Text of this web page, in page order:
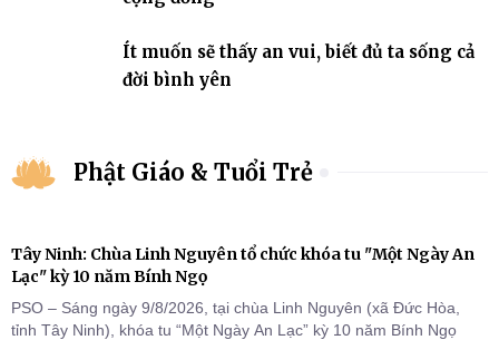
Ít muốn sẽ thấy an vui, biết đủ ta sống cả
đời bình yên
Phật Giáo & Tuổi Trẻ
Tây Ninh: Chùa Linh Nguyên tổ chức khóa tu "Một Ngày An
Lạc" kỳ 10 năm Bính Ngọ
PSO – Sáng ngày 9/8/2026, tại chùa Linh Nguyên (xã Đức Hòa,
tỉnh Tây Ninh), khóa tu “Một Ngày An Lạc” kỳ 10 năm Bính Ngọ